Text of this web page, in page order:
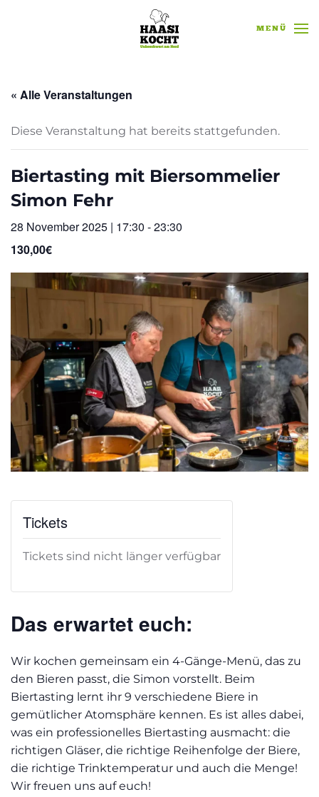
Zum Hauptinhalt springen MENÜ
« Alle Veranstaltungen
Diese Veranstaltung hat bereits stattgefunden.
Biertasting mit Biersommelier
Simon Fehr
28 November 2025 | 17:30 -23:30
130,00€
Tickets
Tickets sind nicht länger verfügbar
Das erwartet euch:
Wir kochen gemeinsam ein 4-Gänge-Menü, das zu
den Bieren passt, die Simon vorstellt. Beim
Biertasting lernt ihr 9 verschiedene Biere in
gemütlicher Atomsphäre kennen. Es ist alles dabei,
was ein professionelles Biertasting ausmacht: die
richtigen Gläser, die richtige Reihenfolge der Biere,
die richtige Trinktemperatur und auch die Menge!
Wir freuen uns auf euch!